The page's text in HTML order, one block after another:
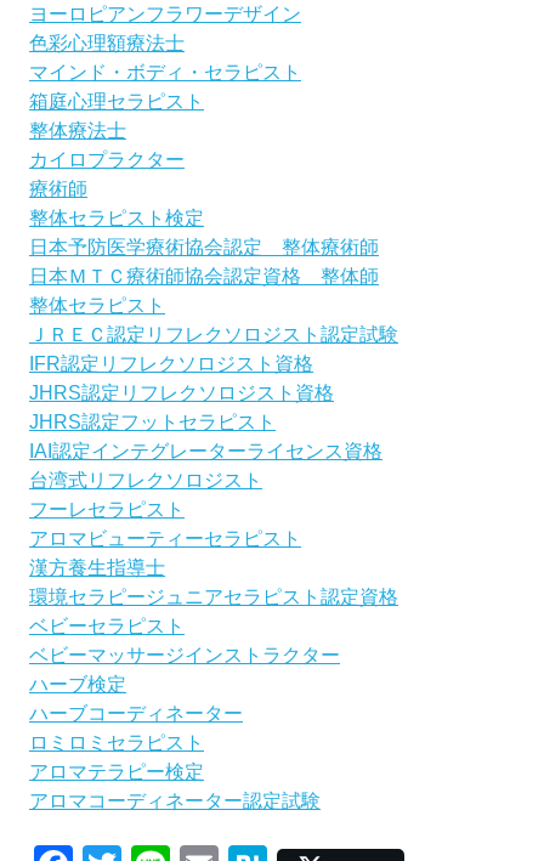
ヨーロピアンフラワーデザイン
色彩心理額療法士
マインド・ボディ・セラピスト
箱庭心理セラピスト
整体療法士
カイロプラクター
療術師
整体セラピスト検定
日本予防医学療術協会認定 整体療術師
日本ＭＴＣ療術師協会認定資格 整体師
整体セラピスト
ＪＲＥＣ認定リフレクソロジスト認定試験
IFR認定リフレクソロジスト資格
JHRS認定リフレクソロジスト資格
JHRS認定フットセラピスト
IAI認定インテグレーターライセンス資格
台湾式リフレクソロジスト
フーレセラピスト
アロマビューティーセラピスト
漢方養生指導士
環境セラピージュニアセラピスト認定資格
ベビーセラピスト
ベビーマッサージインストラクター
ハーブ検定
ハーブコーディネーター
ロミロミセラピスト
アロマテラピー検定
アロマコーディネーター認定試験